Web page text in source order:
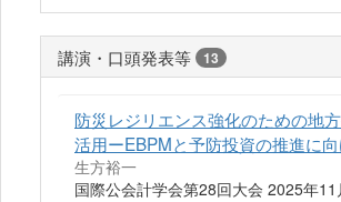
講演・口頭発表等 13
防災レジリエンス強化のための地
活用ーEBPMと予防投資の推進に
生方裕一
国際公会計学会第28回大会 2025年11